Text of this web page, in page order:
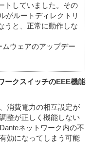
トしていました。その
がルートディレクトリ
うと、正常に動作しな
ウェアのアップデー
ークスイッチのEEE機能
消費電力の相互設定が
整が正しく機能しない
ネットワーク内の不
効になってしまう可能